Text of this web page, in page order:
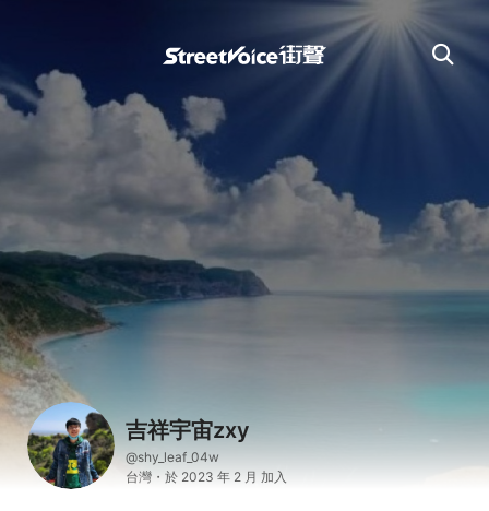
吉祥宇宙zxy
@shy_leaf_04w
台灣・於 2023 年 2 月 加入